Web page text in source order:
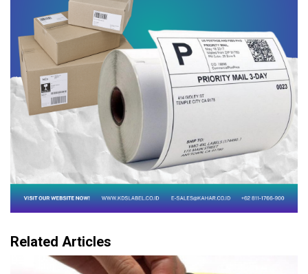
Related Articles